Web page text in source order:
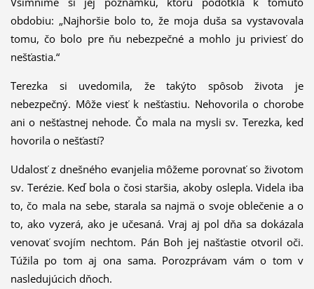
obdobiu: „Najhoršie bolo to, že moja duša sa vystavovala
tomu, čo bolo pre ňu nebezpečné a mohlo ju priviesť do
nešťastia.“
Terezka si uvedomila, že takýto spôsob života je
nebezpečný. Môže viesť k nešťastiu. Nehovorila o chorobe
ani o nešťastnej nehode. Čo mala na mysli sv. Terezka, keď
hovorila o nešťastí?
Udalosť z dnešného evanjelia môžeme porovnať so životom
sv. Terézie. Keď bola o čosi staršia, akoby oslepla. Videla iba
to, čo mala na sebe, starala sa najmä o svoje oblečenie a o
to, ako vyzerá, ako je učesaná. Vraj aj pol dňa sa dokázala
venovať svojím nechtom. Pán Boh jej našťastie otvoril oči.
Túžila po tom aj ona sama. Porozprávam vám o tom v
nasledujúcich dňoch.